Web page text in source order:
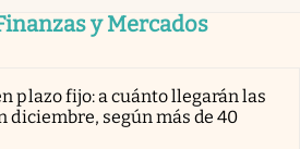
y Mercados
plazo fijo: a cuánto llegarán las
diciembre, según más de 40